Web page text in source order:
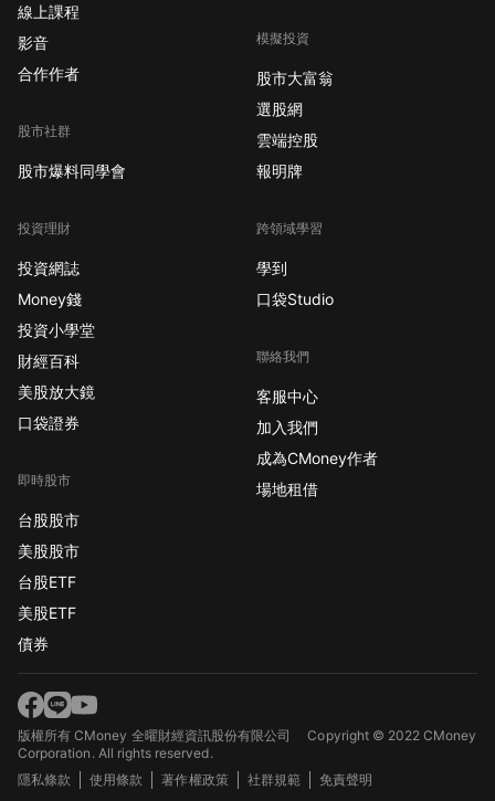
線上課程
影音
合作作者
股市社群
股市爆料同學會
投資理財
投資網誌
Money錢
投資小學堂
財經百科
美股放大鏡
口袋證券
即時股市
台股股市
美股股市
台股ETF
美股ETF
債券
模擬投資
股市大富翁
選股網
雲端控股
報明牌
跨領域學習
學到
口袋Studio
聯絡我們
客服中心
加入我們
成為CMoney作者
場地租借
版權所有 CMoney 全曜財經資訊股份有限公司Copyright © 2022 CMoney
Corporation. All rights reserved.
隱私條款
使用條款 著作權政策 社群規範 免責聲明